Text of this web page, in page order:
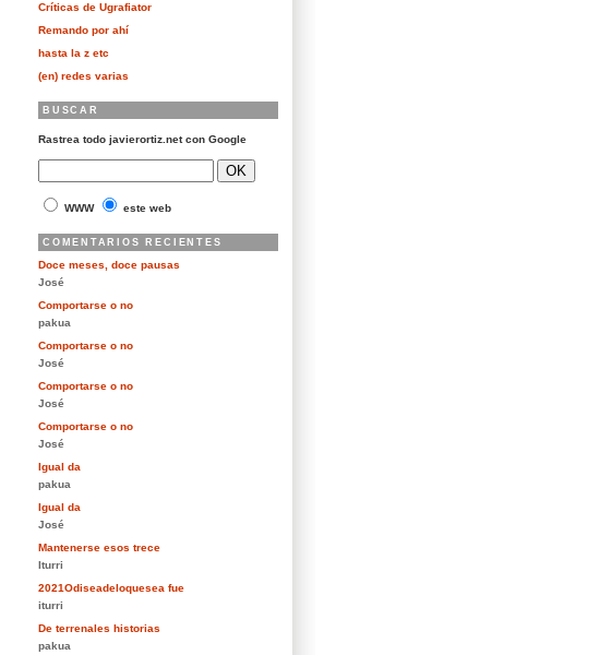
Críticas de Ugrafiator
Remando por ahí
hasta la z etc
(en) redes varias
BUSCAR
Rastrea todo javierortiz.net con Google
WWW este web
COMENTARIOS RECIENTES
Doce meses, doce pausas
José
Comportarse o no
pakua
Comportarse o no
José
Comportarse o no
José
Comportarse o no
José
Igual da
pakua
Igual da
José
Mantenerse esos trece
Iturri
2021Odiseadeloquesea fue
iturri
De terrenales historias
pakua